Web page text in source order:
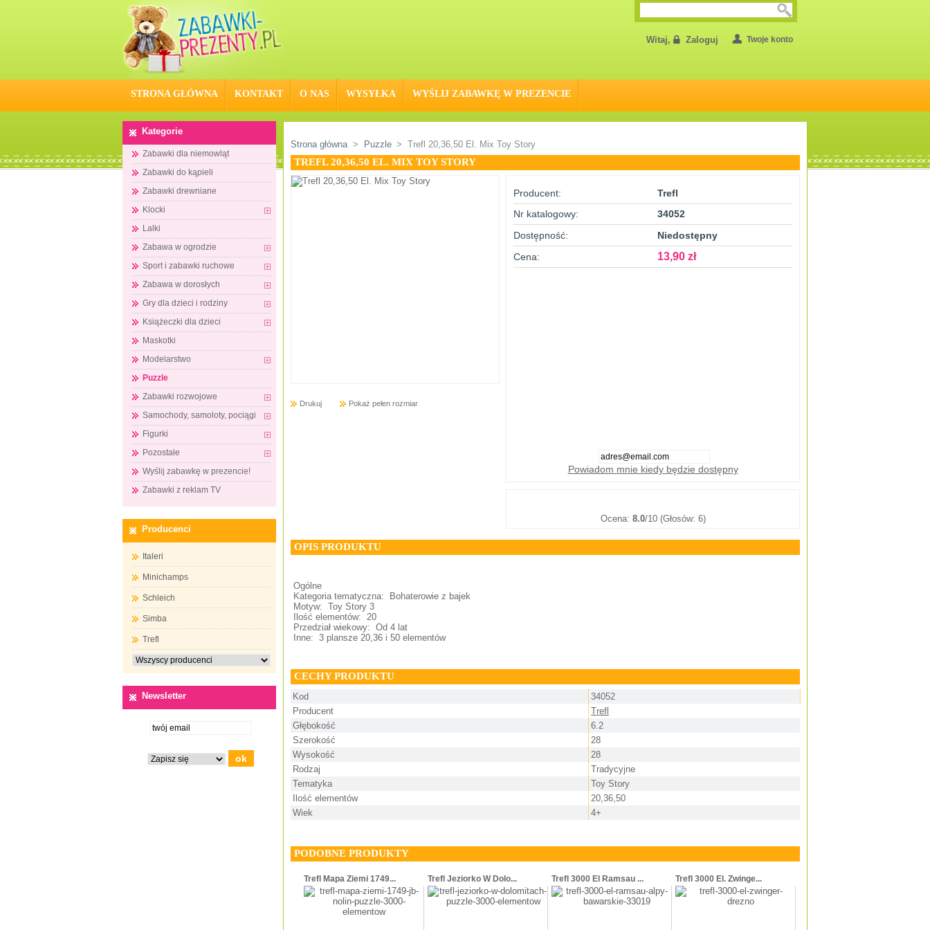
STRONA GŁÓWNA KONTAKT O NAS WYSYŁKA WYŚLIJ ZABAWKĘ W PREZENCIE
Twoje konto
Witaj, Zaloguj
Kategorie
Zabawki dla niemowląt
Zabawki do kąpieli
Zabawki drewniane
Klocki
Lalki
Zabawa w ogrodzie
Sport i zabawki ruchowe
Zabawa w dorosłych
Gry dla dzieci i rodziny
Książeczki dla dzieci
Maskotki
Modelarstwo
Puzzle
Zabawki rozwojowe
Samochody, samoloty, pociągi
Figurki
Pozostałe
Wyślij zabawkę w prezencie!
Zabawki z reklam TV
Producenci
Italeri
Minichamps
Schleich
Simba
Trefl
Newsletter
Strona główna > Puzzle > Trefl 20,36,50 El. Mix Toy Story
TREFL 20,36,50 EL. MIX TOY STORY
Drukuj Pokaż pełen rozmiar
Producent:
Trefl
Nr katalogowy:
34052
Dostępność:
Niedostępny
Cena:
13,90 zł
Powiadom mnie kiedy będzie dostępny
Ocena: 8.0/10 (Głosów: 6)
OPIS PRODUKTU
Ogólne
Kategoria tematyczna: Bohaterowie z bajek
Motyw: Toy Story 3
Ilość elementów: 20
Przedział wiekowy: Od 4 lat
Inne: 3 plansze 20,36 i 50 elementów
CECHY PRODUKTU
Kod
34052
Producent
Trefl
Głębokość
6.2
Szerokość
28
Wysokość
28
Rodzaj
Tradycyjne
Tematyka
Toy Story
Ilość elementów
20,36,50
Wiek
4+
PODOBNE PRODUKTY
Trefl Mapa Ziemi 1749... Trefl Jeziorko W Dolo... Trefl 3000 El Ramsau ... Trefl 3000 El. Zwinge...